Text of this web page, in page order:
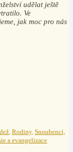
udělat ještě
Ve
jak moc pro nás
, Rodiny, Snoubenci,
a evangelizace